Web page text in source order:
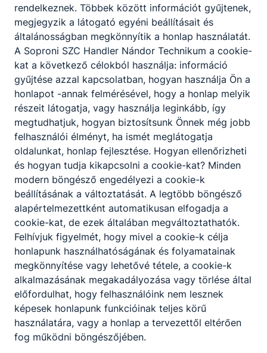
Postacím: Tanműhely: 9400 Sopron,
Hőközpont u. 1.
OM azonosító 203051/016
Partnereink
rendelkeznek. Többek között információt gyűjtenek,
megjegyzik a látogató egyéni beállításait és
általánosságban megkönnyítik a honlap használatát.
A Soproni SZC Handler Nándor Technikum a cookie-
kat a következő célokból használja: információ
gyűjtése azzal kapcsolatban, hogyan használja Ön a
honlapot -annak felmérésével, hogy a honlap melyik
részeit látogatja, vagy használja leginkább, így
megtudhatjuk, hogyan biztosítsunk Önnek még jobb
felhasználói élményt, ha ismét meglátogatja
oldalunkat, honlap fejlesztése. Hogyan ellenőrizheti
és hogyan tudja kikapcsolni a cookie-kat? Minden
modern böngésző engedélyezi a cookie-k
beállításának a változtatását. A legtöbb böngésző
alapértelmezettként automatikusan elfogadja a
cookie-kat, de ezek általában megváltoztathatók.
Felhívjuk figyelmét, hogy mivel a cookie-k célja
honlapunk használhatóságának és folyamatainak
megkönnyítése vagy lehetővé tétele, a cookie-k
alkalmazásának megakadályozása vagy törlése által
előfordulhat, hogy felhasználóink nem lesznek
képesek honlapunk funkcióinak teljes körű
használatára, vagy a honlap a tervezettől eltérően
fog működni böngészőjében.